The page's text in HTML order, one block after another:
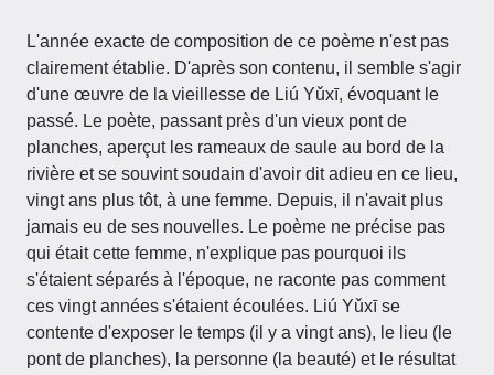
L'année exacte de composition de ce poème n'est pas
clairement établie. D'après son contenu, il semble s'agir
d'une œuvre de la vieillesse de Liú Yǔxī, évoquant le
passé. Le poète, passant près d'un vieux pont de
planches, aperçut les rameaux de saule au bord de la
rivière et se souvint soudain d'avoir dit adieu en ce lieu,
vingt ans plus tôt, à une femme. Depuis, il n'avait plus
jamais eu de ses nouvelles. Le poème ne précise pas
qui était cette femme, n'explique pas pourquoi ils
s'étaient séparés à l'époque, ne raconte pas comment
ces vingt années s'étaient écoulées. Liú Yǔxī se
contente d'exposer le temps (il y a vingt ans), le lieu (le
pont de planches), la personne (la beauté) et le résultat